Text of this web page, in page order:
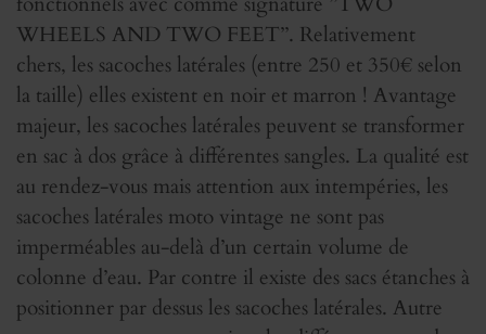
WHEELS AND TWO FEET’’. Relativement
chers, les sacoches latérales (entre 250 et 350€ selon
la taille) elles existent en noir et marron ! Avantage
majeur, les sacoches latérales peuvent se transformer
en sac à dos grâce à différentes sangles. La qualité est
au rendez-vous mais attention aux intempéries, les
sacoches latérales moto vintage ne sont pas
imperméables au-delà d’un certain volume de
colonne d’eau. Par contre il existe des sacs étanches à
positionner par dessus les sacoches latérales. Autre